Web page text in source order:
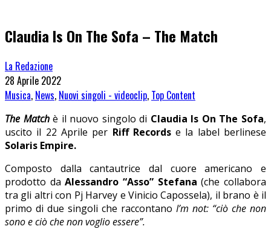
Claudia Is On The Sofa – The Match
La Redazione
28 Aprile 2022
Musica, News, Nuovi singoli - videoclip, Top Content
The Matchè il nuovo singolo di Claudia Is On The Sofa,
uscito il 22 Aprile per Riff Recordse la label berlinese
Solaris Empire.
Composto dalla cantautrice dal cuore americano e
prodotto daAlessandro “Asso” Stefana (che collabora
tra gli altri con Pj Harvey e Vinicio Capossela), il brano è il
primo di due singoli che raccontano I’m not: “ciò che non
sono e ciò che non voglio essere”.